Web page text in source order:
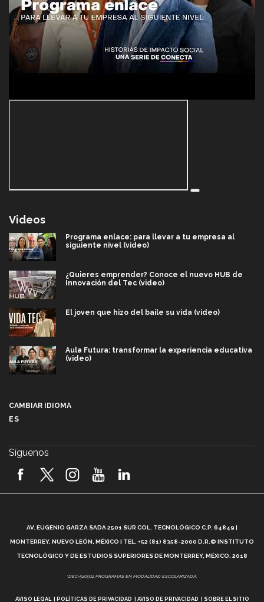
Videos
Programa enlace: para llevar a tu empresa al
siguiente nivel (video)
¿Quieres emprender? Conoce el nuevo HUB de
Innovación del Tec (video)
El joven que hizo del baile su vida (video)
Aula Futura: transformar la experiencia educativa
(video)
2026! (video)
¿Cómo es el Modelo Educativo Tec? (video)
Vida Tec: Feminismo e Inteligencia Artificial, Paola
CAMBIAR IDIOMA
ES
Síguenos
AV. EUGENIO GARZA SADA 2501 SUR COL. TECNOLÓGICO C.P. 64849 |
MONTERREY, NUEVO LEÓN, MÉXICO | TEL. +52 (81) 8358-2000 D.R.© INSTITUTO
TECNOLÓGICO Y DE ESTUDIOS SUPERIORES DE MONTERREY, MÉXICO. 2018
*DEC-520912 PROGRAMAS EN MODALIDAD ESCOLARIZADA.
AVISO LEGAL POLÍTICAS DE PRIVACIDAD AVISO DE PRIVACIDAD SOBRE EL SITIO